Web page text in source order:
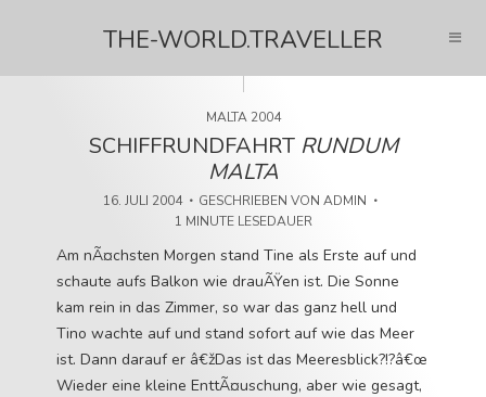
THE-WORLD.TRAVELLER
MALTA 2004
SCHIFFRUNDFAHRT RUNDUM
MALTA
16. JULI 2004 GESCHRIEBEN VON ADMIN
1 MINUTE LESEDAUER
Am nÃ¤chsten Morgen stand Tine als Erste auf und
schaute aufs Balkon wie drauÃŸen ist. Die Sonne
kam rein in das Zimmer, so war das ganz hell und
Tino wachte auf und stand sofort auf wie das Meer
ist. Dann darauf er â€žDas ist das Meeresblick?!?â€œ
Wieder eine kleine EnttÃ¤uschung, aber wie gesagt,